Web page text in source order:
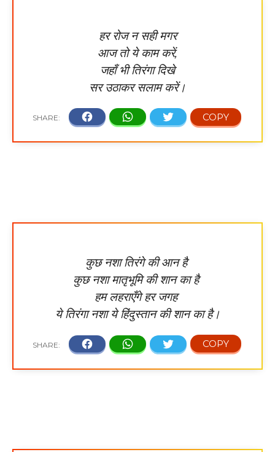
हर रोज न सही मगर
आज तो ये काम करें,
जहाँ भी तिरंगा दिखे
सर उठाकर सलाम करें।
कुछ नशा तिरंगे की आन है
कुछ नशा मातृभूमि की शान का है
हम लहराएँगे हर जगह
ये तिरंगा नशा ये हिंदुस्तान की शान का है।